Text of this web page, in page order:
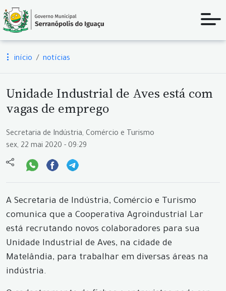
início notícias
Unidade Industrial de Aves está com
vagas de emprego
Secretaria de Indústria, Comércio e Turismo
sex, 22 mai 2020 - 09:29
A Secretaria de Indústria, Comércio e Turismo
comunica que a Cooperativa Agroindustrial Lar
está recrutando novos colaboradores para sua
Unidade Industrial de Aves, na cidade de
Matelândia, para trabalhar em diversas áreas na
indústria.